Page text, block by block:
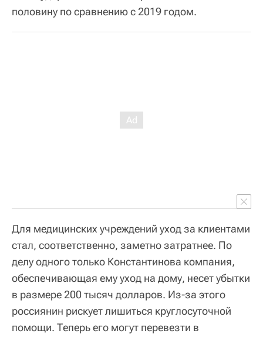
половину по сравнению с 2019 годом.
Для медицинских учреждений уход за клиентами
стал, соответственно, заметно затратнее. По
делу одного только Константинова компания,
обеспечивающая ему уход на дому, несет убытки
в размере 200 тысяч долларов. Из-за этого
россиянин рискует лишиться круглосуточной
помощи. Теперь его могут перевезти в